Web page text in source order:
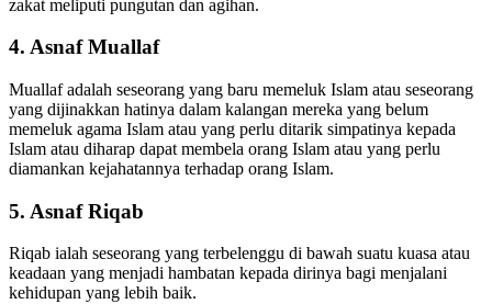
zakat meliputi pungutan dan agihan.
4. Asnaf Muallaf
Muallaf adalah seseorang yang baru memeluk Islam atau seseorang
yang dijinakkan hatinya dalam kalangan mereka yang belum
memeluk agama Islam atau yang perlu ditarik simpatinya kepada
Islam atau diharap dapat membela orang Islam atau yang perlu
diamankan kejahatannya terhadap orang Islam.
5. Asnaf Riqab
Riqab ialah seseorang yang terbelenggu di bawah suatu kuasa atau
keadaan yang menjadi hambatan kepada dirinya bagi menjalani
kehidupan yang lebih baik.